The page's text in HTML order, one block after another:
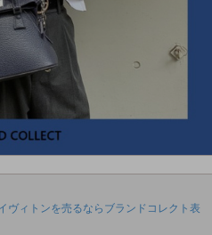
ヴィトンを売るならブランドコレクト表